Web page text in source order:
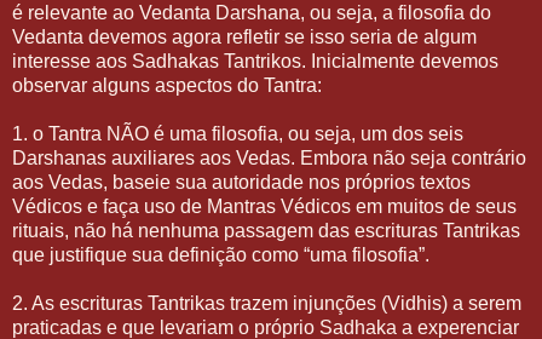
é relevante ao Vedanta Darshana, ou seja, a filosofia do
Vedanta devemos agora refletir se isso seria de algum
interesse aos Sadhakas Tantrikos. Inicialmente devemos
observar alguns aspectos do Tantra:
1. o Tantra NÃO é uma filosofia, ou seja, um dos seis
Darshanas auxiliares aos Vedas. Embora não seja contrário
aos Vedas, baseie sua autoridade nos próprios textos
Védicos e faça uso de Mantras Védicos em muitos de seus
rituais, não há nenhuma passagem das escrituras Tantrikas
que justifique sua definição como “uma filosofia”.
2. As escrituras Tantrikas trazem injunções (Vidhis) a serem
praticadas e que levariam o próprio Sadhaka a experenciar